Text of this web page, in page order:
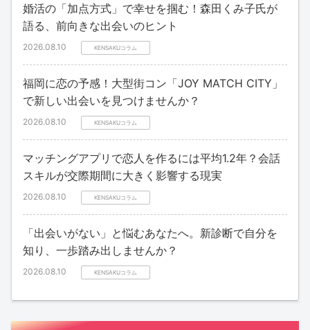
婚活の「加点方式」で幸せを掴む！森田くみ子氏が
語る、前向きな出会いのヒント
2026.08.10 KENSAKUコラム
福岡に恋の予感！大型街コン「JOY MATCH CITY」
で新しい出会いを見つけませんか？
2026.08.10 KENSAKUコラム
マッチングアプリで恋人を作るには平均1.2年？会話
スキルが交際期間に大きく影響する現実
2026.08.10 KENSAKUコラム
「出会いがない」と悩むあなたへ。新診断で自分を
知り、一歩踏み出しませんか？
2026.08.10 KENSAKUコラム